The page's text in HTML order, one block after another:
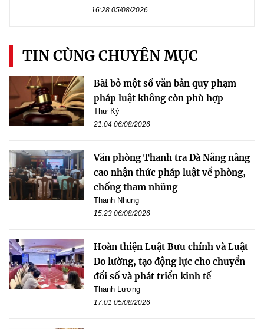
16:28 05/08/2026
TIN CÙNG CHUYÊN MỤC
Bãi bỏ một số văn bản quy phạm
pháp luật không còn phù hợp
Thư Kỳ
21:04 06/08/2026
Văn phòng Thanh tra Đà Nẵng nâng
cao nhận thức pháp luật về phòng,
chống tham nhũng
Thanh Nhung
15:23 06/08/2026
Hoàn thiện Luật Bưu chính và Luật
Đo lường, tạo động lực cho chuyển
đổi số và phát triển kinh tế
Thanh Lương
17:01 05/08/2026